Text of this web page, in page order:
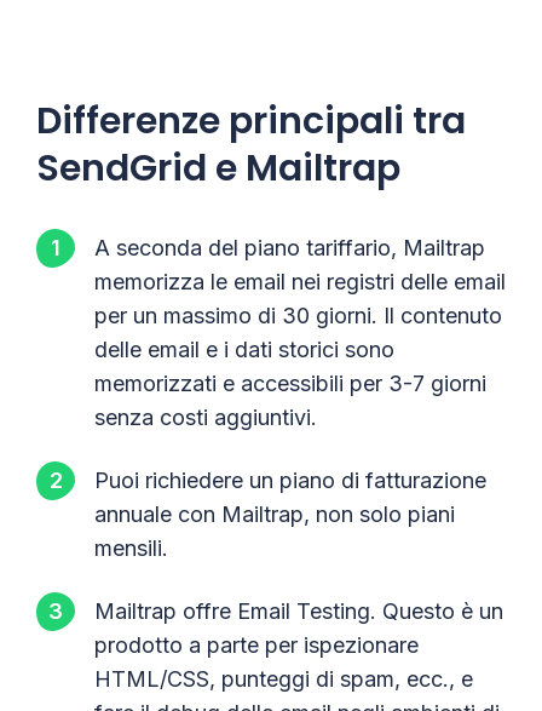
Differenze principali tra
SendGrid e Mailtrap
A seconda del piano tariffario, Mailtrap
memorizza le email nei registri delle email
per un massimo di 30 giorni. Il contenuto
delle email e i dati storici sono
memorizzati e accessibili per 3-7 giorni
senza costi aggiuntivi.
Puoi richiedere un piano di fatturazione
annuale con Mailtrap, non solo piani
mensili.
Mailtrap offre Email Testing. Questo è un
prodotto a parte per ispezionare
HTML/CSS, punteggi di spam, ecc., e